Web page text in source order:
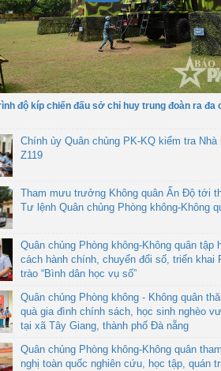
độ kíp chiến đấu sở chỉ huy trung đoàn ra đa
Chính ủy Quân chủng PK-KQ kiểm tra Nhà
Z119
Tham mưu trưởng Không quân Ấn Độ tới
Tư lệnh Quân chủng Phòng không-Không
Quân chủng Phòng không-Không quân tập
cách hành chính, chuyển đổi số, triển khai
trào “Bình dân học vụ số”
Quân chủng Phòng không - Không quân
quà gia đình chính sách, học sinh nghèo
tại xã Tây Giang, thành phố Đà nẵng
Quân chủng Phòng không-Không quân
nghị toàn quốc nghiên cứu, học tập, quán